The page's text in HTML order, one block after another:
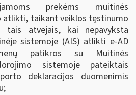
prekėms muitinės
atlikti, taikant veiklos tęstinumo
tais atvejais, kai nepavyksta
sistemoje (AIS) atlikti e-AD
patikros su Muitinės
sistemoje pateiktais
deklaracijos duomenimis